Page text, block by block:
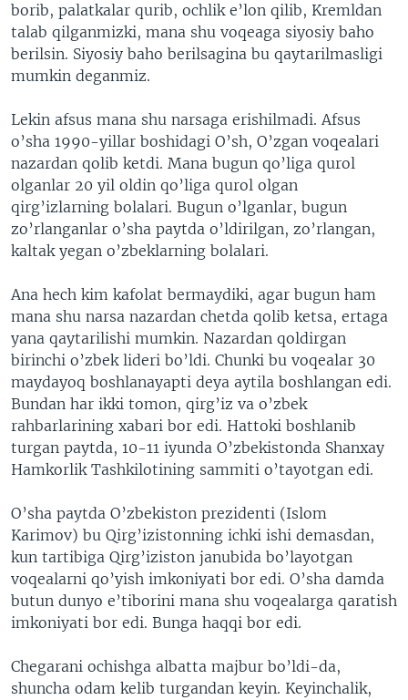
borib, palatkalar qurib, ochlik e’lon qilib, Kremldan
talab qilganmizki, mana shu voqeaga siyosiy baho
berilsin. Siyosiy baho berilsagina bu qaytarilmasligi
mumkin deganmiz.
Lekin afsus mana shu narsaga erishilmadi. Afsus
o’sha 1990-yillar boshidagi O’sh, O’zgan voqealari
nazardan qolib ketdi. Mana bugun qo’liga qurol
olganlar 20 yil oldin qo’liga qurol olgan
qirg’izlarning bolalari. Bugun o’lganlar, bugun
zo’rlanganlar o’sha paytda o’ldirilgan, zo’rlangan,
kaltak yegan o’zbeklarning bolalari.
Ana hech kim kafolat bermaydiki, agar bugun ham
mana shu narsa nazardan chetda qolib ketsa, ertaga
yana qaytarilishi mumkin. Nazardan qoldirgan
birinchi o’zbek lideri bo’ldi. Chunki bu voqealar 30
maydayoq boshlanayapti deya aytila boshlangan edi.
Bundan har ikki tomon, qirg’iz va o’zbek
rahbarlarining xabari bor edi. Hattoki boshlanib
turgan paytda, 10-11 iyunda O’zbekistonda Shanxay
Hamkorlik Tashkilotining sammiti o’tayotgan edi.
O’sha paytda O’zbekiston prezidenti (Islom
Karimov) bu Qirg’izistonning ichki ishi demasdan,
kun tartibiga Qirg’iziston janubida bo’layotgan
voqealarni qo’yish imkoniyati bor edi. O’sha damda
butun dunyo e’tiborini mana shu voqealarga qaratish
imkoniyati bor edi. Bunga haqqi bor edi.
Chegarani ochishga albatta majbur bo’ldi-da,
shuncha odam kelib turgandan keyin. Keyinchalik,